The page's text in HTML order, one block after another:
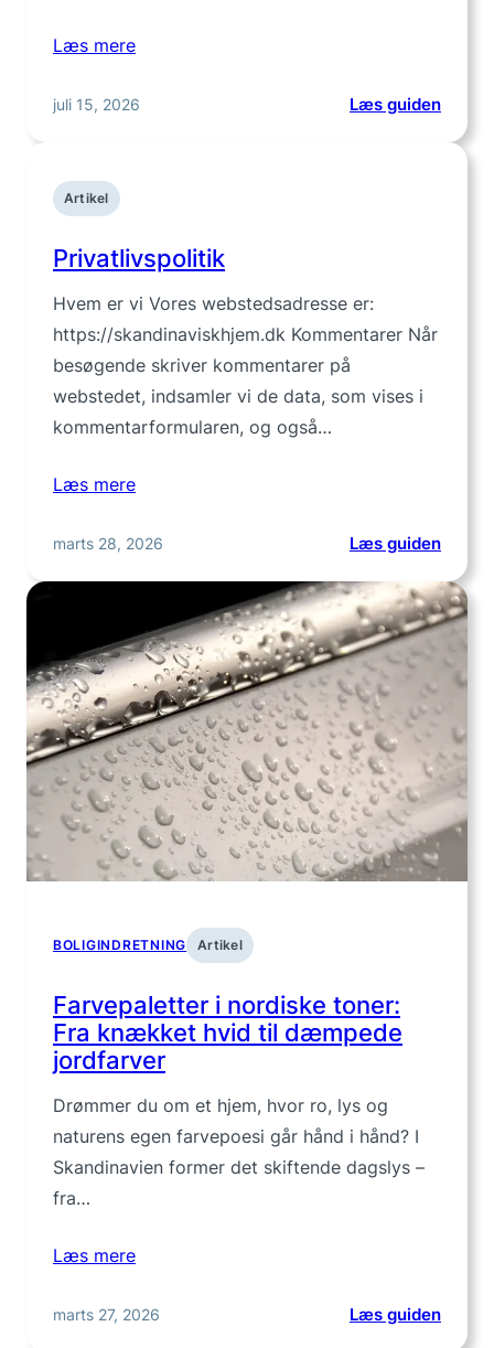
Læs mere
juli 15, 2026 Læs guiden:
billige
Artikel
Privatlivspolitik
Hvem er vi Vores webstedsadresse er:
https://skandinaviskhjem.dk Kommentarer Når
besøgende skriver kommentarer på
webstedet, indsamler vi de data, som vises i
kommentarformularen, og også…
Læs mere
marts 28, 2026 Læs guiden:
BOLIGINDRETNING Artikel
Farvepaletter i nordiske toner:
Fra knækket hvid til dæmpede
jordfarver
Drømmer du om et hjem, hvor ro, lys og
naturens egen farvepoesi går hånd i hånd? I
Skandinavien former det skiftende dagslys –
fra…
Læs mere
marts 27, 2026 Læs guiden: